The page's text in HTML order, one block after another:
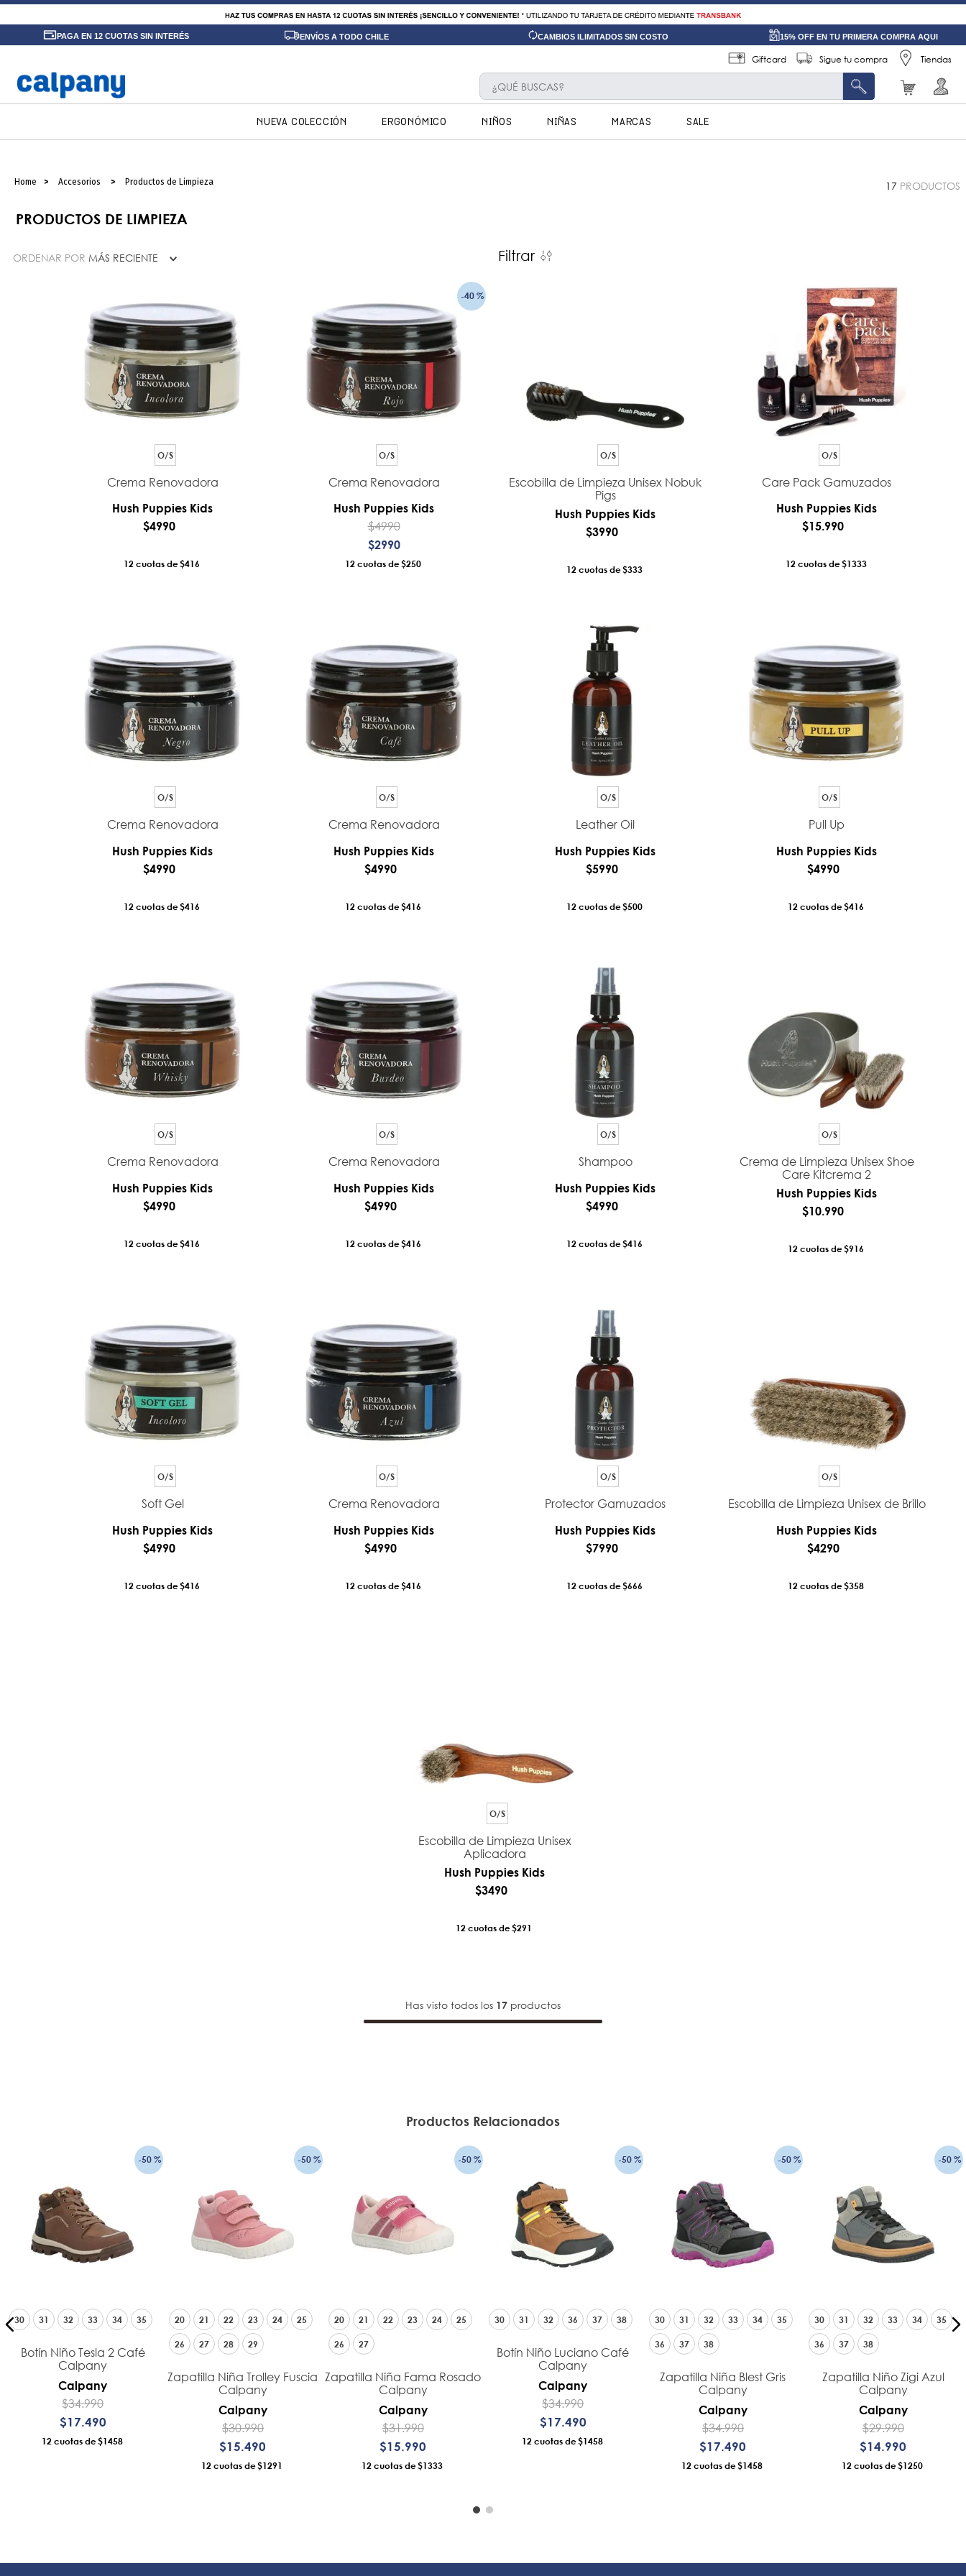
PAGA EN 12 CUOTAS SIN INTERÉS ENVÍOS A TODO CHILE CAMBIOS ILIMITADOS SIN COSTO 15% OFF EN TU PRIMERA COMPRA AQUI
Giftcard Sigue tu compra Tiendas
¿QUÉ BUSCAS?
NUEVA COLECCIÓN ERGONÓMICO NIÑOS NIÑAS MARCAS SALE
Accesorios Productos de Limpieza 17 PRODUCTOS
PRODUCTOS DE LIMPIEZA
ORDENAR POR MÁS RECIENTE Filtrar
O/S
Crema Renovadora
Hush Puppies Kids
$4990
12 $416
-40 %
O/S
Crema Renovadora
Hush Puppies Kids
$4990
$2990
12 $250
O/S
Escobilla de Limpieza Unisex Nobuk
Pigs
Hush Puppies Kids
$3990
12 $333
O/S
Care Pack Gamuzados
Hush Puppies Kids
$15.990
12 $1333
O/S
Crema Renovadora
Hush Puppies Kids
$4990
12 $416
O/S
Crema Renovadora
Hush Puppies Kids
$4990
12 $416
O/S
Leather Oil
Hush Puppies Kids
$5990
12 $500
O/S
Pull Up
Hush Puppies Kids
$4990
12 $416
O/S
Crema Renovadora
Hush Puppies Kids
$4990
12 $416
O/S
Crema Renovadora
Hush Puppies Kids
$4990
12 $416
O/S
Shampoo
Hush Puppies Kids
$4990
12 $416
O/S
Crema de Limpieza Unisex Shoe
Care Kitcrema 2
Hush Puppies Kids
$10.990
12 $916
O/S
Soft Gel
Hush Puppies Kids
$4990
12 $416
O/S
Crema Renovadora
Hush Puppies Kids
$4990
12 $416
O/S
Protector Gamuzados
Hush Puppies Kids
$7990
12 $666
O/S
Escobilla de Limpieza Unisex de Brillo
Hush Puppies Kids
$4290
12 $358
O/S
Escobilla de Limpieza Unisex
Aplicadora
Hush Puppies Kids
$3490
12 $291
Has visto todos los 17 productos
Productos Relacionados
-50 %
30 31 32 33 34 35
Botín Niño Tesla 2 Café
Calpany
Calpany
$34.990
$17.490
12 $1458
-50 %
20 21 22 23 24 25
26 27 28 29
Zapatilla Niña Trolley Fuscia
Calpany
Calpany
$30.990
$15.490
12 $1291
-50 %
20 21 22 23 24 25
26 27
Zapatilla Niña Fama Rosado
Calpany
Calpany
$31.990
$15.990
12 $1333
-50 %
30 31 32 36 37 38
Botín Niño Luciano Café
Calpany
Calpany
$34.990
$17.490
12 $1458
-50 %
30 31 32 33 34 35
36 37 38
Zapatilla Niña Blest Gris
Calpany
Calpany
$34.990
$17.490
12 $1458
-50 %
30 31 32 33 34 35
36 37 38
Zapatilla Niño Zigi Azul
Calpany
Calpany
$29.990
$14.990
12 $1250
TÉRMINOS MÁS BUSCADOS
1.
ninos
ergonomico
8.
botin niño
9.
botin niña
10. sandalias